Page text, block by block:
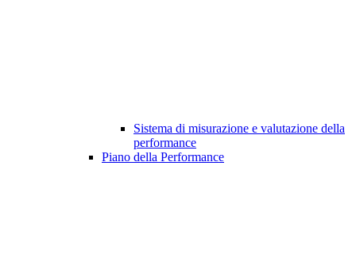
Sistema di misurazione e valutazione della
performance
Piano della Performance